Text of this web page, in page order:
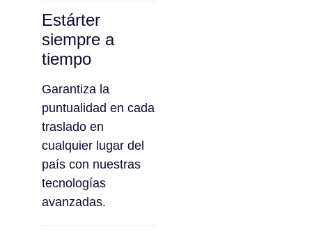
Estárter
siempre a
tiempo
Garantiza la
puntualidad en cada
traslado en
cualquier lugar del
país con nuestras
tecnologías
avanzadas.